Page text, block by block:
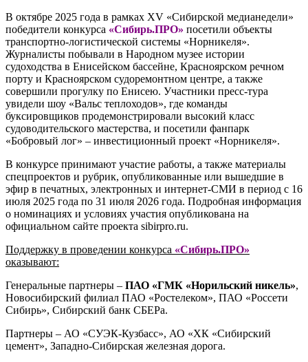
В октябре 2025 года в рамках XV «Сибирской медианедели»
победители конкурса «Сибирь.ПРО» посетили объекты
транспортно-логистической системы «Норникеля».
Журналисты побывали в Народном музее истории
судоходства в Енисейском бассейне, Красноярском речном
порту и Красноярском судоремонтном центре, а также
совершили прогулку по Енисею. Участники пресс-тура
увидели шоу «Вальс теплоходов», где команды
буксировщиков продемонстрировали высокий класс
судоводительского мастерства, и посетили фанпарк
«Бобровый лог» – инвестиционный проект «Норникеля».
В конкурсе принимают участие работы, а также материалы
спецпроектов и рубрик, опубликованные или вышедшие в
эфир в печатных, электронных и интернет-СМИ в период с 16
июля 2025 года по 31 июля 2026 года. Подробная информация
о номинациях и условиях участия опубликована на
официальном сайте проекта sibirpro.ru.
Поддержку в проведении конкурса «Сибирь.ПРО»
оказывают:
Генеральные партнеры – ПАО «ГМК «Норильский никель»,
Новосибирский филиал ПАО «Ростелеком», ПАО «Россети
Сибирь», Сибирский банк СБЕРа.
Партнеры – АО «СУЭК-Кузбасс», АО «ХК «Сибирский
цемент», Западно-Сибирская железная дорога.